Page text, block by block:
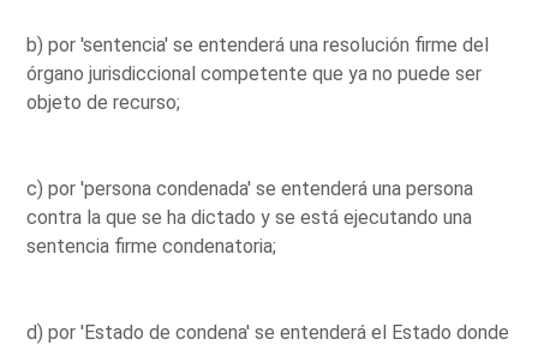
b) por 'sentencia' se entenderá una resolución firme del
órgano jurisdiccional competente que ya no puede ser
objeto de recurso;
c) por 'persona condenada' se entenderá una persona
contra la que se ha dictado y se está ejecutando una
sentencia firme condenatoria;
d) por 'Estado de condena' se entenderá el Estado donde